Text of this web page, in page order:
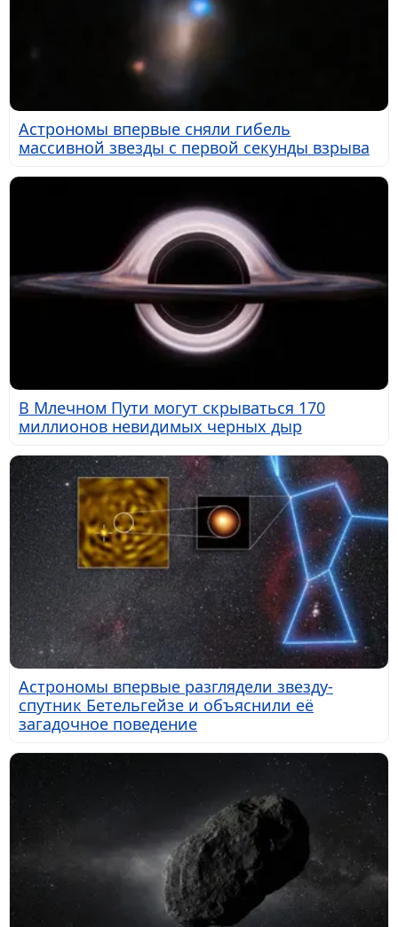
Астрономы впервые сняли гибель
массивной звезды с первой секунды взрыва
В Млечном Пути могут скрываться 170
миллионов невидимых черных дыр
Астрономы впервые разглядели звезду-
спутник Бетельгейзе и объяснили её
загадочное поведение